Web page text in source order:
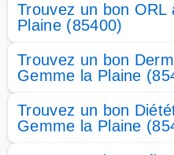
Trouvez un bon
Plaine (85400)
Trouvez un bon
Gemme la Plaine
Trouvez un bon
Gemme la Plaine